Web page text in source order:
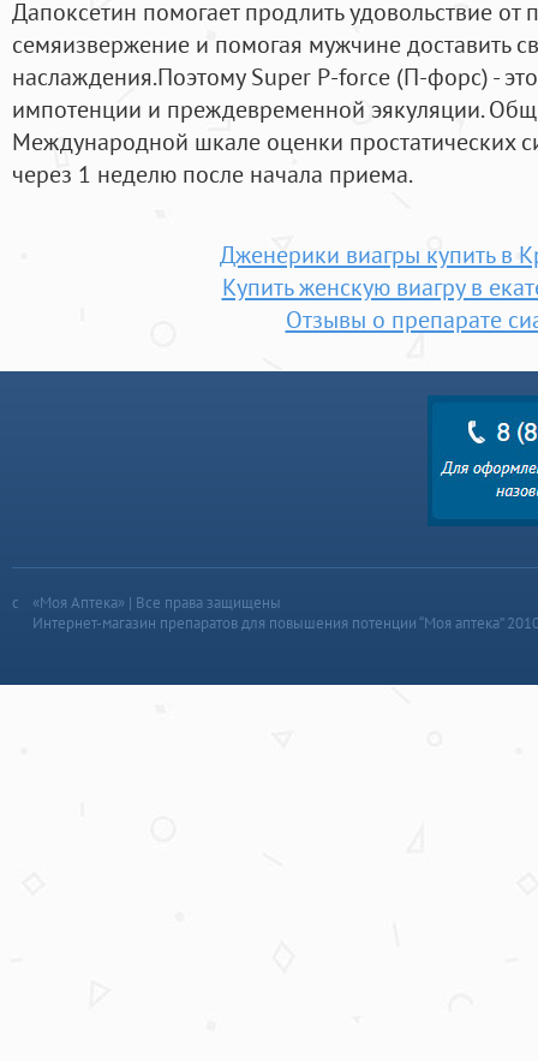
Дапоксетин помогает продлить удовольствие от
семяизвержение и помогая мужчине доставить
наслаждения.Поэтому Super P-force (П-форс) -
импотенции и преждевременной эякуляции.
Международной шкале оценки простатических
через 1 неделю после начала приема.
Дженерики виагры купить в
Купить женскую виагру в
Отзывы о препарате
«Моя Аптека» | Все права защищены
Интернет-магазин препаратов для повышения потенции “Моя аптека”